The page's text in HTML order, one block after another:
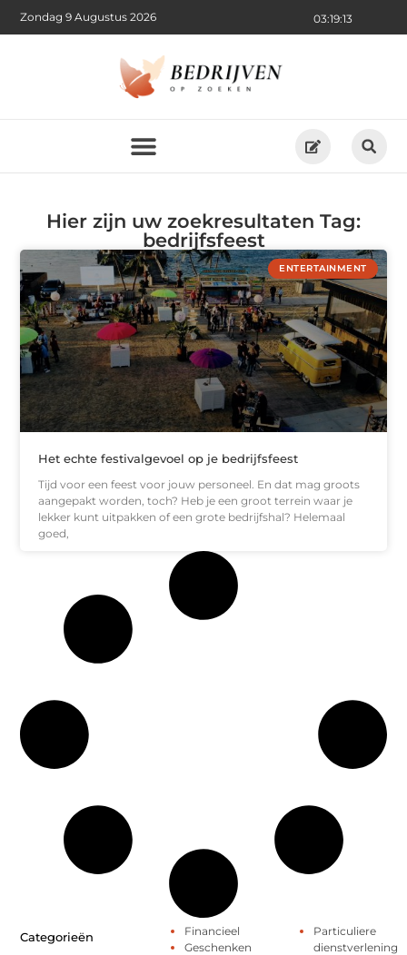
03:19:13
Zondag 9 Augustus 2026
Hier zijn uw zoekresultaten Tag:
bedrijfsfeest
ENTERTAINMENT
Het echte festivalgevoel op je bedrijfsfeest
Tijd voor een feest voor jouw personeel. En dat mag groots
aangepakt worden, toch? Heb je een groot terrein waar je
lekker kunt uitpakken of een grote bedrijfshal? Helemaal
goed,
Categorieën
Financieel
Geschenken
Particuliere
dienstverlening